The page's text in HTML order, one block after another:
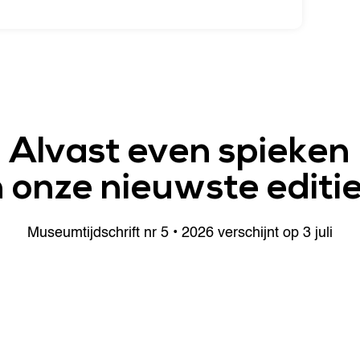
Alvast even spieken
onze nieuwste
Museumtijdschrift nr 5 • 2026 verschijnt op 3 juli